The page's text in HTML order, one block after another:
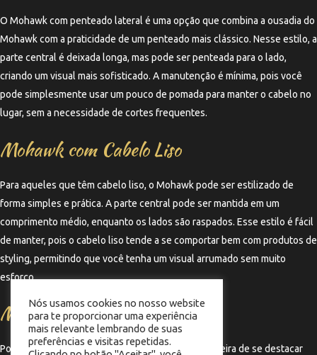
O Mohawk com penteado lateral é uma opção que combina a ousadia do
Mohawk com a praticidade de um penteado mais clássico. Nesse estilo, a
parte central é deixada longa, mas pode ser penteada para o lado,
criando um visual mais sofisticado. A manutenção é mínima, pois você
pode simplesmente usar um pouco de pomada para manter o cabelo no
lugar, sem a necessidade de cortes frequentes.
Mohawk com Cabelo Liso
Para aqueles que têm cabelo liso, o Mohawk pode ser estilizado de
forma simples e prática. A parte central pode ser mantida em um
comprimento médio, enquanto os lados são raspados. Esse estilo é fácil
de manter, pois o cabelo liso tende a se comportar bem com produtos de
styling, permitindo que você tenha um visual arrumado sem muito
esforço.
Mohawk com Cores Vibrantes
Por fim, o Mohawk com cores vibrantes é uma maneira de se destacar
Nós usamos cookies no nosso website
para te proporcionar uma experiência
mais relevante lembrando de suas
preferências e visitas repetidas.